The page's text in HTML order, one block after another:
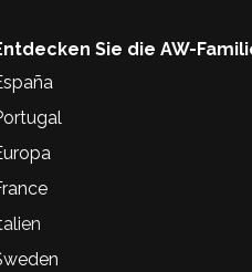
Sie die AW-